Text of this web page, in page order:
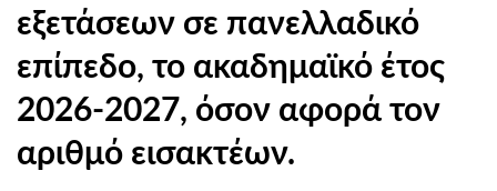
εξετάσεων σε πανελλαδικό
επίπεδο, το ακαδημαϊκό έτος
2026-2027, όσον αφορά τον
αριθμό εισακτέων.